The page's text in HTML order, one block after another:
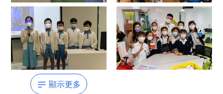
顯示更多